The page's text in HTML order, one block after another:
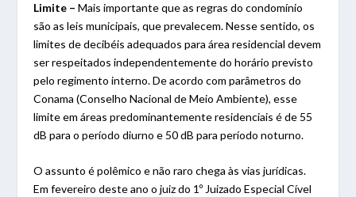
Limite – Mais importante que as regras do condomínio
são as leis municipais, que prevalecem. Nesse sentido, os
limites de decibéis adequados para área residencial devem
ser respeitados independentemente do horário previsto
pelo regimento interno. De acordo com parâmetros do
Conama (Conselho Nacional de Meio Ambiente), esse
limite em áreas predominantemente residenciais é de 55
dB para o período diurno e 50 dB para período noturno.
O assunto é polêmico e não raro chega às vias jurídicas.
Em fevereiro deste ano o juiz do 1º Juizado Especial Cível